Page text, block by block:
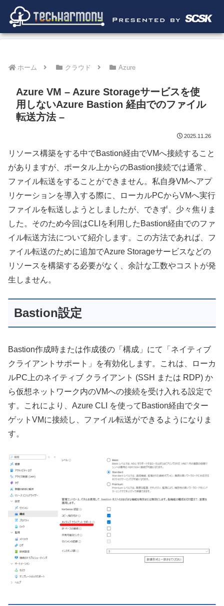
ホーム クラウド Azure
Azure VM – Azure Storageサービスを使
用しないAzure Bastion 経由でのファイル
転送方法 –
2025.11.26
リソース構築をする中でBastion経由でVMへ接続すること
がありますが、ポータル上からのBastion接続では通常、
ファイル転送をすることができません。私自身VMへアプ
リケーションを導入する際に、ローカルPCからVMへ実行
ファイルを転送しようとしましたが、できず、少々焦りま
した。そのため今回はCLIを利用したBastion経由でのファ
イル転送方法について紹介します。この方法であれば、フ
ァイル転送のために追加でAzure Storageサービスなどの
リソースを構築する必要がなく、余計な工数やコストが発
生しません。
Bastion設定
Bastion作成時または作成後の「構成」にて「ネイティブ
クライアントサポート」を有効化します。これは、ローカ
ルPC上のネイティブ クライアント (SSH または RDP) か
ら仮想ネットワーク内のVMへの接続を受け入れる設定で
す。これにより、Azure CLI を使ってBastion経由でター
ゲットVMに接続し、ファイル転送ができるようになりま
す。